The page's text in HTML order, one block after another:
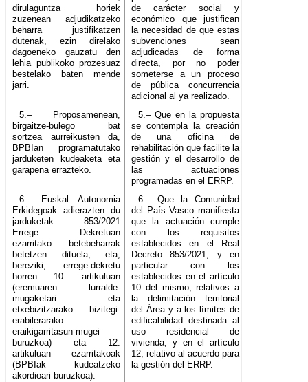
dirulaguntza horiek
zuzenean adjudikatzeko
beharra justifikatzen
dutenak, ezin direlako
dagoeneko gauzatu den
lehia publikoko prozesuaz
bestelako baten mende
jarri.
de carácter social y
económico que justifican
la necesidad de que estas
subvenciones sean
adjudicadas de forma
directa, por no poder
someterse a un proceso
de pública concurrencia
adicional al ya realizado.
5.– Proposamenean,
birgaitze-bulego bat
sortzea aurreikusten da,
BPBIan programatutako
jarduketen kudeaketa eta
garapena errazteko.
5.– Que en la propuesta
se contempla la creación
de una oficina de
rehabilitación que facilite la
gestión y el desarrollo de
las actuaciones
programadas en el ERRP.
6.– Euskal Autonomia
Erkidegoak adierazten du
jarduketak 853/2021
Errege Dekretuan
ezarritako betebeharrak
betetzen dituela, eta,
bereziki, errege-dekretu
horren 10. artikuluan
(eremuaren lurralde-
mugaketari eta
etxebizitzarako bizitegi-
erabilerarako
eraikigarritasun-mugei
buruzkoa) eta 12.
artikuluan ezarritakoak
(BPBIak kudeatzeko
akordioari buruzkoa).
6.– Que la Comunidad
del País Vasco manifiesta
que la actuación cumple
con los requisitos
establecidos en el Real
Decreto 853/2021, y en
particular con los
establecidos en el artículo
10 del mismo, relativos a
la delimitación territorial
del Área y a los límites de
edificabilidad destinada al
uso residencial de
vivienda, y en el artículo
12, relativo al acuerdo para
la gestión del ERRP.